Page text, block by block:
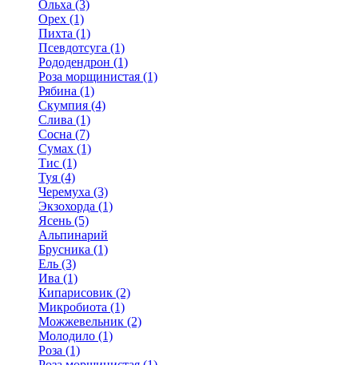
Ольха (3)
Орех (1)
Пихта (1)
Псевдотсуга (1)
Рододендрон (1)
Роза морщинистая (1)
Рябина (1)
Скумпия (4)
Слива (1)
Сосна (7)
Сумах (1)
Тис (1)
Туя (4)
Черемуха (3)
Экзохорда (1)
Ясень (5)
Альпинарий
Брусника (1)
Ель (3)
Ива (1)
Кипарисовик (2)
Микробиота (1)
Можжевельник (2)
Молодило (1)
Роза (1)